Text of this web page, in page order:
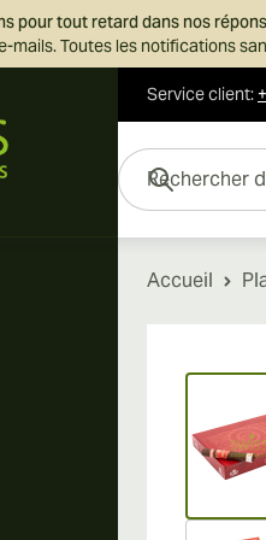
pour tout retard dans nos
mails. Toutes les notifications
Service client:
Rechercher des
Accueil